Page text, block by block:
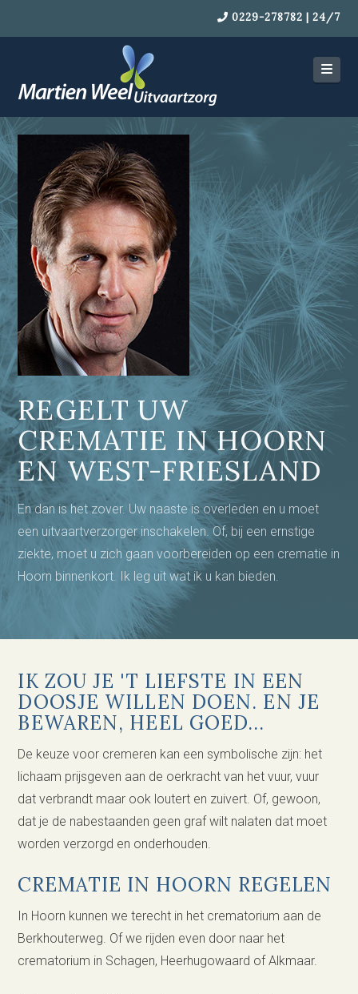
0229-278782 | 24/7
REGELT UW
CREMATIE IN HOORN
EN WEST-FRIESLAND
En dan is het zover. Uw naaste is overleden en u moet
een uitvaartverzorger inschakelen. Of, bij een ernstige
ziekte, moet u zich gaan voorbereiden op een crematie in
Hoorn binnenkort. Ik leg uit wat ik u kan bieden.
IK ZOU JE 'T LIEFSTE IN EEN
DOOSJE WILLEN DOEN. EN JE
BEWAREN, HEEL GOED...
De keuze voor cremeren kan een symbolische zijn: het
lichaam prijsgeven aan de oerkracht van het vuur, vuur
dat verbrandt maar ook loutert en zuivert. Of, gewoon,
dat je de nabestaanden geen graf wilt nalaten dat moet
worden verzorgd en onderhouden.
CREMATIE IN HOORN REGELEN
In Hoorn kunnen we terecht in het crematorium aan de
Berkhouterweg. Of we rijden even door naar het
crematorium in Schagen, Heerhugowaard of Alkmaar.